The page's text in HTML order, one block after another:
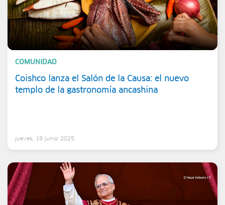
COMUNIDAD
Coishco lanza el Salón de la Causa: el nuevo
templo de la gastronomía ancashina
jueves, 19 junio 2025